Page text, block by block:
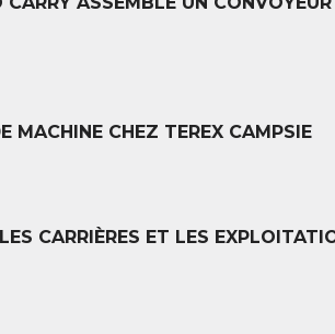
MACHINE CHEZ TEREX CAMPSIE
CARRIÈRES ET LES